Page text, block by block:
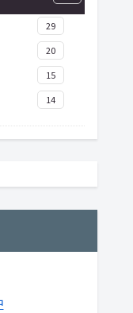
29
20
15
14